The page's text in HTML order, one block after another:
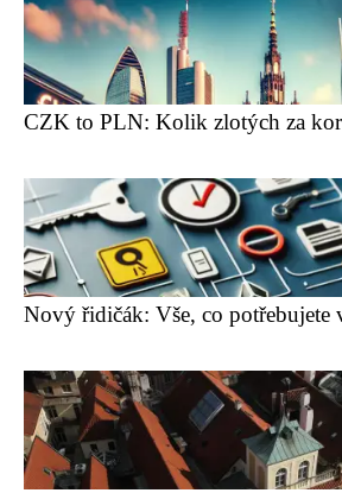
CZK to PLN: Kolik zlotých za
Nový řidičák: Vše, co potřebujete